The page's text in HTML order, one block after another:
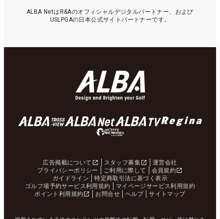
ALBA NetはR&Aのオフィシャルデジタルパートナー、および
USLPGAの日本公式サイトパートナーです。
広告掲載について スタッフ募集
運営会社
プライバシーポリシー
ご利用に際して
会員規約
ガイドライン
特定商取引法に基づく表示
ゴルフ場予約サービス利用規約
マイページサービス利用規約
ポイント利用規約
お問合せ ヘルプ サイトマップ